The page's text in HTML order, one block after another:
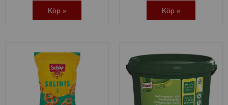
Köp » Köp »